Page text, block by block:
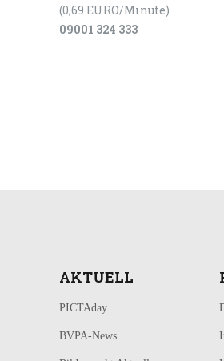
(0,69 EURO/Minute)
09001 324 333
AKTUELL
PICTAday
BVPA-News